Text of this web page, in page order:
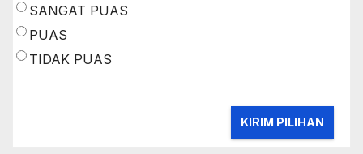
SANGAT PUAS
PUAS
TIDAK PUAS